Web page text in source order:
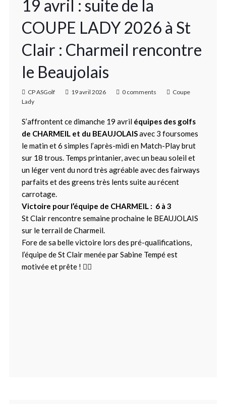
19 avril : suite de la
COUPE LADY 2026 à St
Clair : Charmeil rencontre
le Beaujolais
CP ASGolf 19 avril 2026 0 comments
Coupe
Lady
S’affrontent ce dimanche 19 avril équipes des golfs
de CHARMEIL et du BEAUJOLAISavec 3 foursomes
le matin et 6 simples l’après-midi en Match-Play brut
sur 18 trous. Temps printanier, avec un beau soleil et
un léger vent du nord très agréable avec des fairways
parfaits et des greens très lents suite au récent
carrotage.
Victoire pour l’équipe de CHARMEIL : 6 à 3
St Clair rencontre semaine prochaine le BEAUJOLAIS
sur le terrail de Charmeil.
Fore de sa belle victoire lors des pré-qualifications,
l’équipe de St Clair menée par Sabine Tempé est
motivée et prête ! 👍🏻